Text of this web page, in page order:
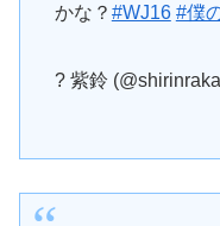
かな？ #WJ16 #僕
? 紫鈴